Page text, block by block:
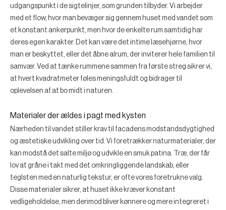
udgangspunkt i de sigtelinjer, som grunden tilbyder. Vi arbejder
med et flow, hvor man bevæger sig gennem huset med vandet som
et konstant ankerpunkt, men hvor de enkelte rum samtidig har
deres egen karakter. Det kan være det intime læsehjørne, hvor
man er beskyttet, eller det åbne alrum, der inviterer hele familien til
samvær. Ved at tænke rummene sammen fra første streg sikrer vi,
at hvert kvadratmeter føles meningsfuldt og bidrager til
oplevelsen af at bo midt i naturen.
Materialer der ældes i pagt med kysten
Nærheden til vandet stiller krav til facadens modstandsdygtighed
og æstetiske udvikling over tid. Vi foretrækker naturmaterialer, der
kan modstå det salte miljø og udvikle en smuk patina. Træ, der får
lov at gråne i takt med det omkringliggende landskab, eller
teglsten med en naturlig tekstur, er ofte vores foretrukne valg.
Disse materialer sikrer, at huset ikke kræver konstant
vedligeholdelse, men derimod bliver kønnere og mere integreret i